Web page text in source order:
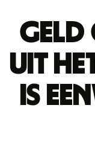
Geld
uit
is